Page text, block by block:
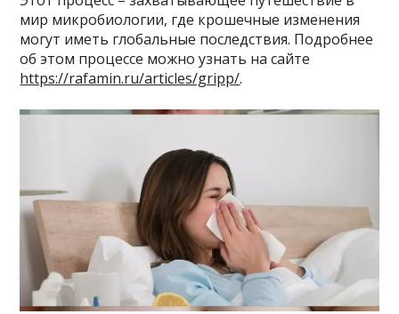
мир микробиологии, где крошечные изменения
могут иметь глобальные последствия. Подробнее
об этом процессе можно узнать на сайте
https://rafamin.ru/articles/gripp/.